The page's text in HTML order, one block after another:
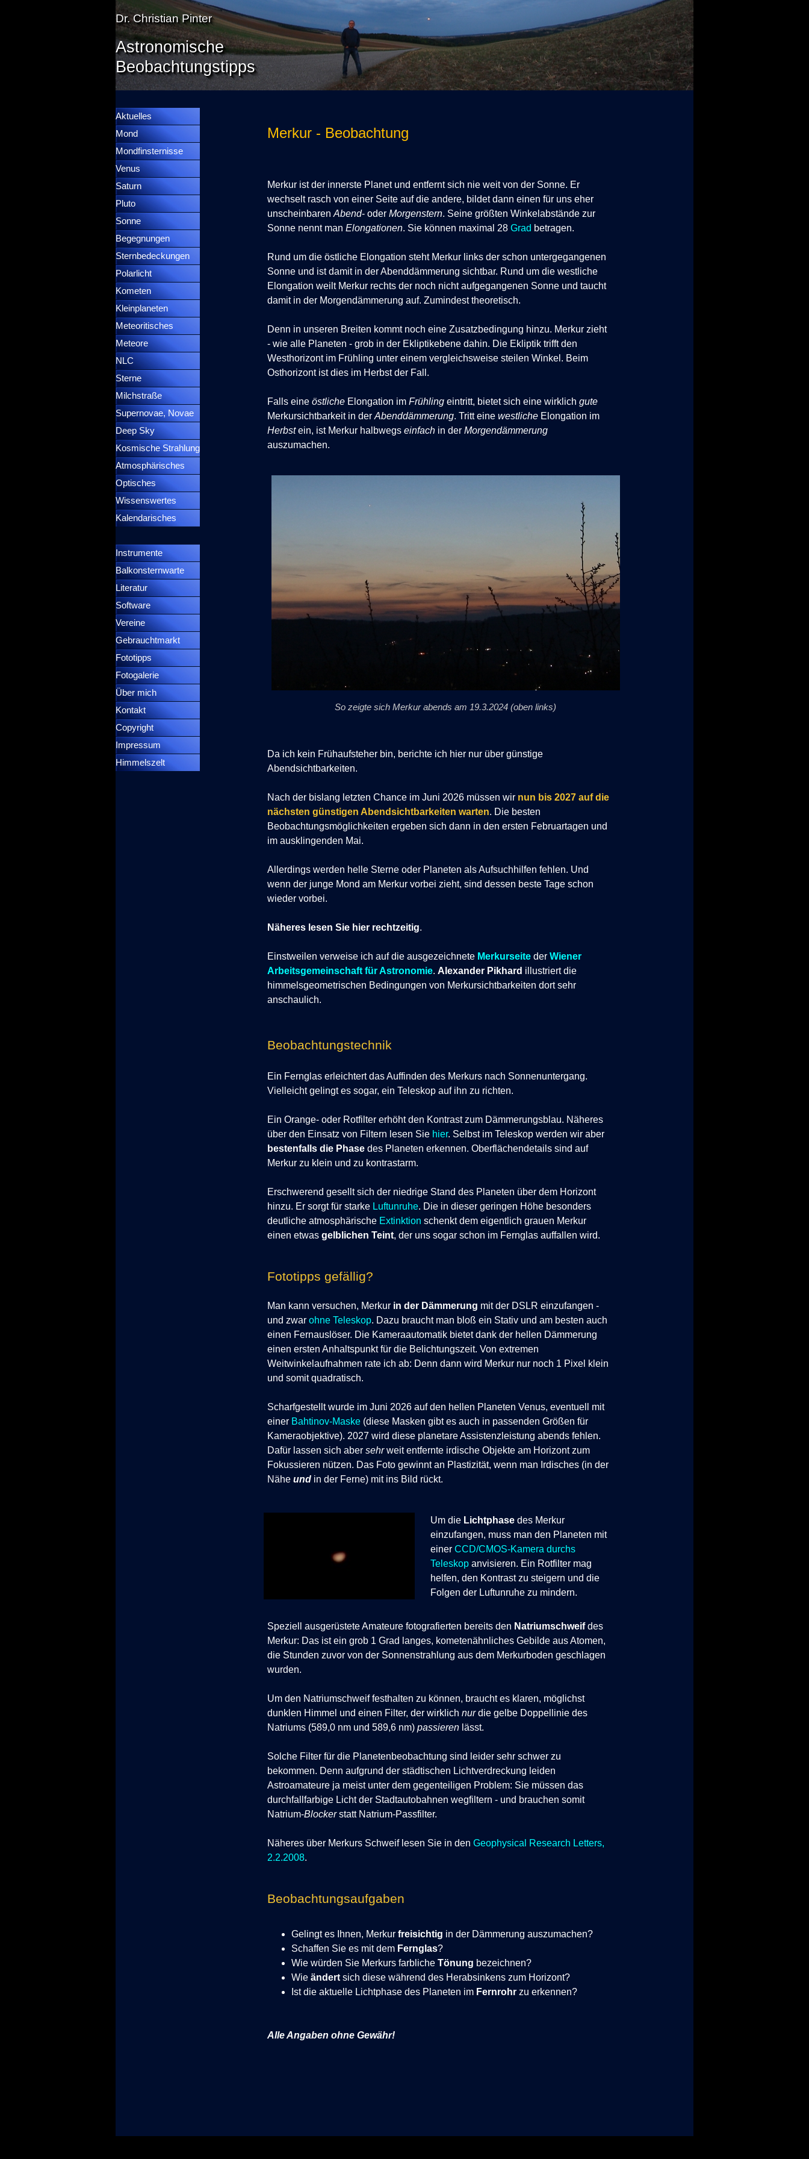
Dr. Christian Pinter
Astronomische
Beobachtungstipps
Aktuelles
Mond
Mondfinsternisse
Venus
Saturn
Pluto
Sonne
Begegnungen
Sternbedeckungen
Polarlicht
Kometen
Kleinplaneten
Meteoritisches
Meteore
NLC
Sterne
Milchstraße
Supernovae, Novae
Deep Sky
Kosmische Strahlung
Atmosphärisches
Optisches
Wissenswertes
Kalendarisches
Instrumente
Balkonsternwarte
Literatur
Software
Vereine
Gebrauchtmarkt
Fototipps
Fotogalerie
Über mich
Kontakt
Copyright
Impressum
Himmelszelt
Merkur - Beobachtung
Merkur ist der innerste Planet und entfernt sich nie weit von der Sonne. Er
wechselt rasch von einer Seite auf die andere, bildet dann einen für uns eher
unscheinbarenAbend- oderMorgenstern. Seine größten Winkelabstände zur
Sonne nennt manElongationen. Sie können maximal 28Grad betragen.
Rund um die östliche Elongation steht Merkur links der schon untergegangenen
Sonne und ist damit in der Abenddämmerung sichtbar. Rund um die westliche
Elongation weilt Merkur rechts der noch nicht aufgegangenen Sonne und taucht
damit in der Morgendämmerung auf. Zumindest theoretisch.
Denn in unseren Breiten kommt noch eine Zusatzbedingung hinzu. Merkur zieht
- wie alle Planeten - grob in der Ekliptikebene dahin. Die Ekliptik trifft den
Westhorizont im Frühling unter einem vergleichsweise steilen Winkel. Beim
Osthorizont ist dies im Herbst der Fall.
Falls eineöstliche Elongation imFrühlingeintritt, bietet sich eine wirklichgute
Merkursichtbarkeit in derAbenddämmerung. Tritt einewestliche Elongation im
Herbstein, ist Merkur halbwegseinfach in derMorgendämmerung
auszumachen.
So zeigte sich Merkur abends am 19.3.2024 (oben links)
Da ich kein Frühaufsteher bin, berichte ich hier nur über günstige
Abendsichtbarkeiten.
Nach der bislang letzten Chance im Juni 2026 müssen wir nun bis 2027 aufdie
nächsten günstigenAbendsichtbarkeiten warten. Die besten
Beobachtungsmöglichkeiten ergeben sich dann in den ersten Februartagen und
im ausklingenden Mai.
Allerdings werden helle Sterne oder Planeten als Aufsuchhilfen fehlen. Und
wenn der junge Mond am Merkur vorbei zieht, sind dessen beste Tage schon
wieder vorbei.
Näheres lesen Sie hier rechtzeitig.
Einstweilen verweise ich auf die ausgezeichnete Merkurseite derWiener
Arbeitsgemeinschaft für Astronomie.Alexander Pikhard illustriert die
himmelsgeometrischen Bedingungen von Merkursichtbarkeiten dort sehr
anschaulich.
Beobachtungstechnik
Ein Fernglas erleichtert das Auffinden des Merkurs nach Sonnenuntergang.
Vielleicht gelingt es sogar, ein Teleskop auf ihn zu richten.
Ein Orange- oder Rotfilter erhöht den Kontrast zum Dämmerungsblau. Näheres
über den Einsatz von Filtern lesen Sie hier. Selbst im Teleskop werden wir aber
bestenfalls die Phasedes Planeten erkennen. Oberflächendetails sind auf
Merkur zu klein und zu kontrastarm.
Erschwerend gesellt sich der niedrige Stand des Planeten über dem Horizont
hinzu. Er sorgt für starke Luftunruhe. Die in dieser geringen Höhe besonders
deutliche atmosphärische Extinktionschenkt dem eigentlich grauen Merkur
einen etwasgelblichen Teint, der uns sogar schon im Fernglas auffallen wird.
Fototipps gefällig?
Man kann versuchen, Merkur in der Dämmerung mit der DSLR einzufangen -
und zwarohne Teleskop. Dazu braucht man bloß ein Stativ und am besten auch
einen Fernauslöser. Die Kameraautomatik bietet dank der hellen Dämmerung
einen ersten Anhaltspunkt für die Belichtungszeit. Vonextremen
Weitwinkelaufnahmen rate ich ab: Denn dann wird Merkur nur noch 1 Pixel klein
und somit quadratisch.
Scharfgestellt wurde im Juni 2026 auf den hellen Planeten Venus, eventuell mit
einer Bahtinov-Maske (diese Masken gibt es auch in passenden Größen für
Kameraobjektive). 2027 wird diese planetare Assistenzleistung abends fehlen.
Dafür lassen sich abersehrweit entfernte irdische Objekte am Horizont zum
Fokussieren nützen. Das Foto gewinnt an Plastizität, wenn man Irdisches (in der
Näheund in der Ferne) mit ins Bild rückt.
Um die Lichtphasedes Merkur
einzufangen, muss man den Planeten mit
einerCCD/CMOS-Kamera durchs
Teleskop anvisieren. Ein Rotfilter mag
helfen, den Kontrast zu steigern und die
Folgen der Luftunruhe zu mindern.
Speziell ausgerüstete Amateure fotografierten bereits den Natriumschweifdes
Merkur: Das ist ein grob 1 Grad langes, kometenähnliches Gebilde aus Atomen,
die Stunden zuvor von der Sonnenstrahlung aus dem Merkurboden geschlagen
wurden.
Um den Natriumschweif festhalten zu können, braucht es klaren, möglichst
dunklen Himmel und einen Filter, der wirklichnurdie gelbe Doppellinie des
Natriums (589,0 nm und 589,6 nm)passieren lässt.
Solche Filter für die Planetenbeobachtungsind leider sehr schwer zu
bekommen. Denn aufgrund der städtischen Lichtverdreckung leiden
Astroamateure ja meist unter dem gegenteiligen Problem: Sie müssen das
durchfallfarbige Licht der Stadtautobahnen wegfiltern - und brauchen somit
Natrium-Blockerstatt Natrium-Passfilter.
Näheres über Merkurs Schweif lesen Sie in denGeophysical Research Letters,
2.2.2008.
Beobachtungsaufgaben
Gelingt es Ihnen, Merkurfreisichtig in der Dämmerung auszumachen?
Schaffen Sie es mit dem Fernglas?
Wie würden Sie Merkurs farbliche Tönung bezeichnen?
Wieändert sich diese während des Herabsinkens zum Horizont?
Ist die aktuelle Lichtphase des Planeten im Fernrohrzu erkennen?
Alle Angaben ohne Gewähr!